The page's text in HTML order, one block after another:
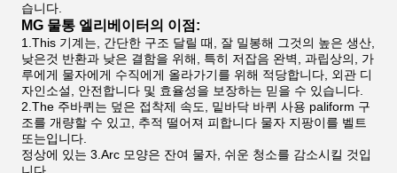
습니다.
MG 물통 엘리베이터의 이점:
1.This 기계는, 간단한 구조 달릴 때, 잘 밀봉해 그것의 높은 생산,
낮은것 반환과 낮은 결함을 위해, 특히 저잡음 완벽, 과립상의, 가
루에게 물자에게 수직에게 올라가기를 위해 적당합니다, 외관 디
자인소설, 안전합니다 및 효율성을 보장하는 믿을 수 있습니다.
2.The 주바퀴는 덮은 접착제 속도, 밑바닥 바퀴 사용 paliform 구
조를 개량할 수 있고, 추적 떨어져 피합니다 물자 지팡이를 벨트
또는입니다.
정상에 있는 3.Arc 모양은 잔여 물자, 쉬운 청소를 감소시킬 것입